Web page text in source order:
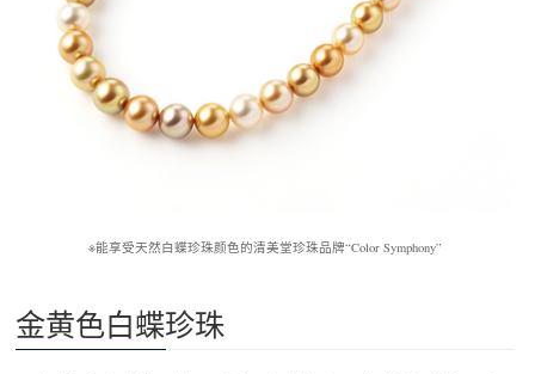
※能享受天然白蝶珍珠颜色的清美堂珍珠品牌“Color Symphony”
金黄色白蝶珍珠